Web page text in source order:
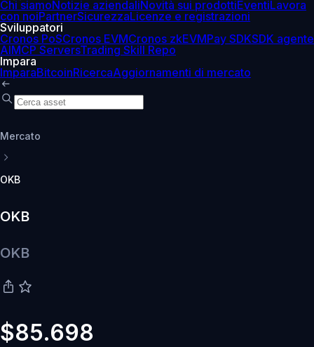
Chi siamoNotizie aziendaliNovità sui prodottiEventiLavora
con noiPartnerSicurezzaLicenze e registrazioni
Sviluppatori
Cronos PoSCronos EVMCronos zkEVMPay SDKSDK agente
AIMCP ServersTrading Skill Repo
Impara
ImparaBitcoinRicercaAggiornamenti di mercato
Mercato
OKB
OKB
OKB
$85.698